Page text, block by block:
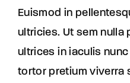
Euismod in
ultricies. Ut sem nulla
ultrices in iaculis
tortor pretium viverra